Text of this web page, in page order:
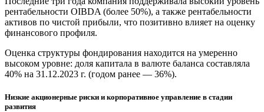
рентабельности OIBDA (более 50%), а также рентабельности
активов по чистой прибыли, что позитивно влияет на оценку
финансового профиля.
Оценка структуры фондирования находится на умеренно
высоком уровне: доля капитала в валюте баланса составляла
40% на 31.12.2023 г. (годом ранее — 36%).
Низкие акционерные риски и корпоративное управление в стадии
развития